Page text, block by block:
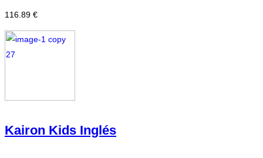
116.89 €
Kairon Kids Inglés